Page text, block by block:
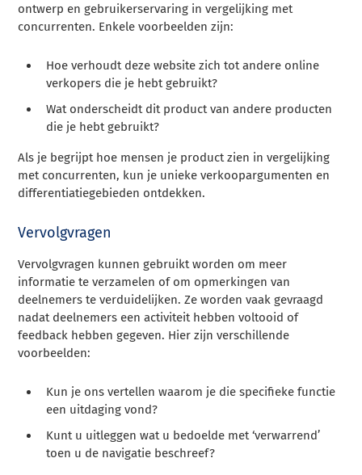
ontwerp en gebruikerservaring in vergelijking met
concurrenten. Enkele voorbeelden zijn:
Hoe verhoudt deze website zich tot andere online
verkopers die je hebt gebruikt?
Wat onderscheidt dit product van andere producten
die je hebt gebruikt?
Als je begrijpt hoe mensen je product zien in vergelijking
met concurrenten, kun je unieke verkoopargumenten en
differentiatiegebieden ontdekken.
Vervolgvragen
Vervolgvragen kunnen gebruikt worden om meer
informatie te verzamelen of om opmerkingen van
deelnemers te verduidelijken. Ze worden vaak gevraagd
nadat deelnemers een activiteit hebben voltooid of
feedback hebben gegeven. Hier zijn verschillende
voorbeelden:
Kun je ons vertellen waarom je die specifieke functie
een uitdaging vond?
Kunt u uitleggen wat u bedoelde met ‘verwarrend’
toen u de navigatie beschreef?